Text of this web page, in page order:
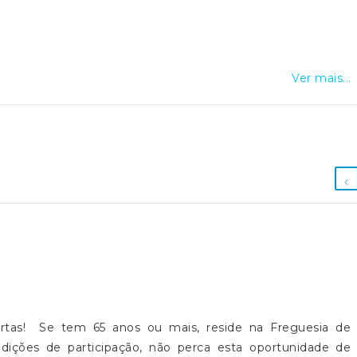
Ver mais...
Se tem 65 anos ou mais, reside na Freguesia de
de participação, não perca esta oportunidade de